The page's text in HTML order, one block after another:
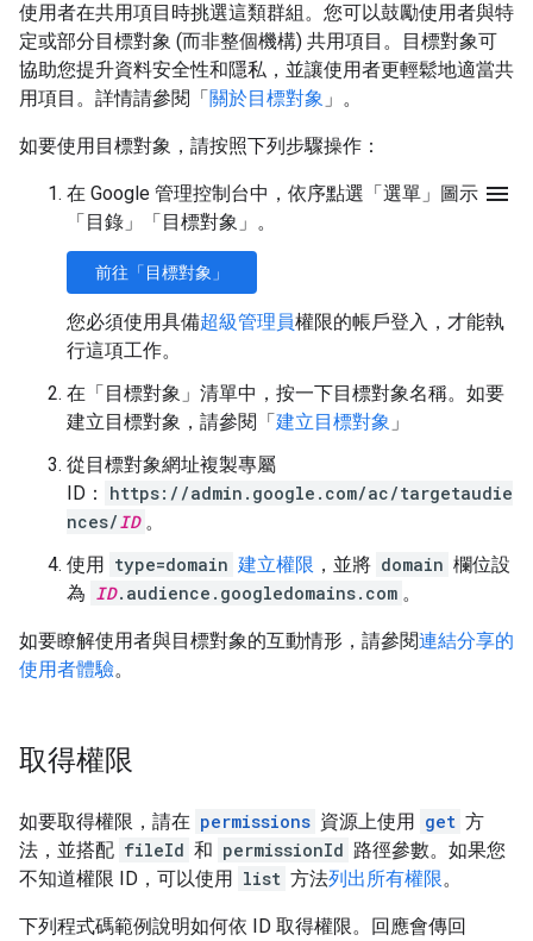
使用者在共用項目時挑選這類群組。您可以鼓勵使用者與特
定或部分目標對象 (而非整個機構) 共用項目。目標對象可
協助您提升資料安全性和隱私，並讓使用者更輕鬆地適當共
用項目。詳情請參閱「關於目標對象 」。
如要使用目標對象，請按照下列步驟操作：
在 Google 管理控制台中，依序點選「選單」圖示 menu
「目錄」 「目標對象」 。
前往「目標對象」
您必須使用具備超級管理員權限的帳戶登入，才能執
行這項工作。
在「目標對象」 清單中，按一下目標對象名稱。如要
建立目標對象，請參閱「建立目標對象 」
從目標對象網址複製專屬
ID：
https://admin.google.com/ac/targetaudie
nces/ID 。
使用 type=domain 建立權限 ，並將 domain 欄位設
為 ID.audience.googledomains.com 。
如要瞭解使用者與目標對象的互動情形，請參閱連結分享的
使用者體驗。
取得權限
如要取得權限，請在 permissions 資源上使用 get 方
法，並搭配 fileId 和 permissionId 路徑參數。如果您
不知道權限 ID，可以使用 list 方法列出所有權限。
下列程式碼範例說明如何依 ID 取得權限。回應會傳回